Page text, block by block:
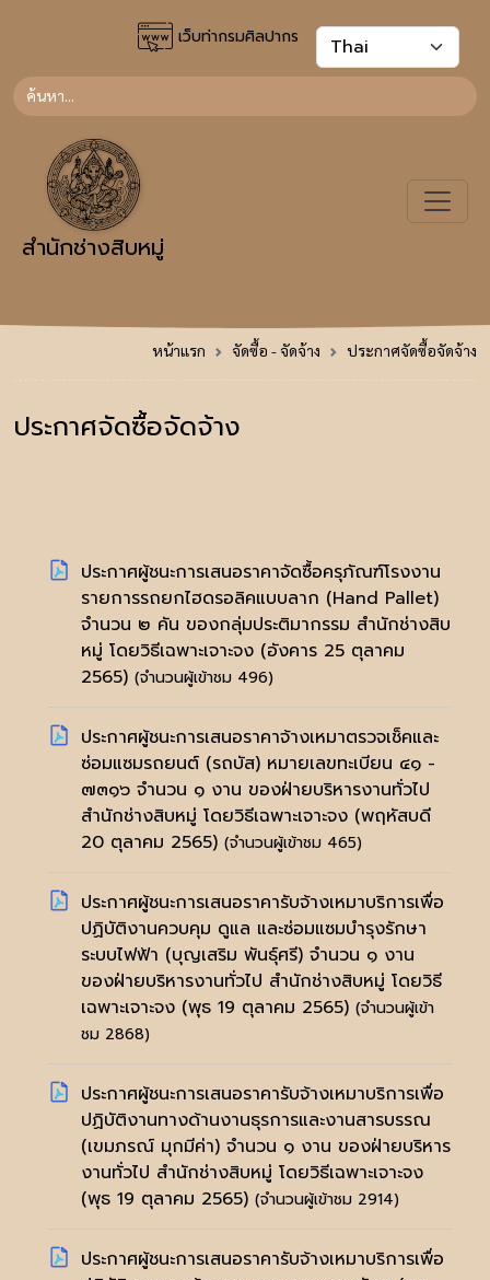
เว็บท่ากรมศิลปากร
สำนักช่างสิบหมู่
หน้าแรก จัดซื้อ - จัดจ้าง ประกาศจัดซื้อจัดจ้าง
ประกาศจัดซื้อจัดจ้าง
ประกาศผู้ชนะการเสนอราคาจัดซื้อครุภัณฑ์โรงงาน
รายการรถยกไฮดรอลิคแบบลาก (Hand Pallet)
จำนวน ๒ คัน ของกลุ่มประติมากรรม สำนักช่างสิบ
หมู่ โดยวิธีเฉพาะเจาะจง (อังคาร 25 ตุลาคม
2565) (จำนวนผู้เข้าชม 496)
ประกาศผู้ชนะการเสนอราคาจ้างเหมาตรวจเช็คและ
ซ่อมแซมรถยนต์ (รถบัส) หมายเลขทะเบียน ๔๑ -
๗๓๑๖ จำนวน ๑ งาน ของฝ่ายบริหารงานทั่วไป
สำนักช่างสิบหมู่ โดยวิธีเฉพาะเจาะจง (พฤหัสบดี
20 ตุลาคม 2565) (จำนวนผู้เข้าชม 465)
ประกาศผู้ชนะการเสนอราคารับจ้างเหมาบริการเพื่อ
ปฏิบัติงานควบคุม ดูแล และซ่อมแซมบำรุงรักษา
ระบบไฟฟ้า (บุญเสริม พันธุ์ศรี) จำนวน ๑ งาน
ของฝ่ายบริหารงานทั่วไป สำนักช่างสิบหมู่ โดยวิธี
เฉพาะเจาะจง (พุธ 19 ตุลาคม 2565) (จำนวนผู้เข้า
ชม 2868)
ประกาศผู้ชนะการเสนอราคารับจ้างเหมาบริการเพื่อ
ปฏิบัติงานทางด้านงานธุรการและงานสารบรรณ
(เขมภรณ์ มุกมีค่า) จำนวน ๑ งาน ของฝ่ายบริหาร
งานทั่วไป สำนักช่างสิบหมู่ โดยวิธีเฉพาะเจาะจง
(พุธ 19 ตุลาคม 2565) (จำนวนผู้เข้าชม 2914)
ประกาศผู้ชนะการเสนอราคารับจ้างเหมาบริการเพื่อ